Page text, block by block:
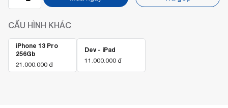
không
Apple
Charger
lượng
CẤU HÌNH KHÁC
iPhone 13 Pro
256Gb
21.000.000 ₫
Dev - iPad
11.000.000 ₫